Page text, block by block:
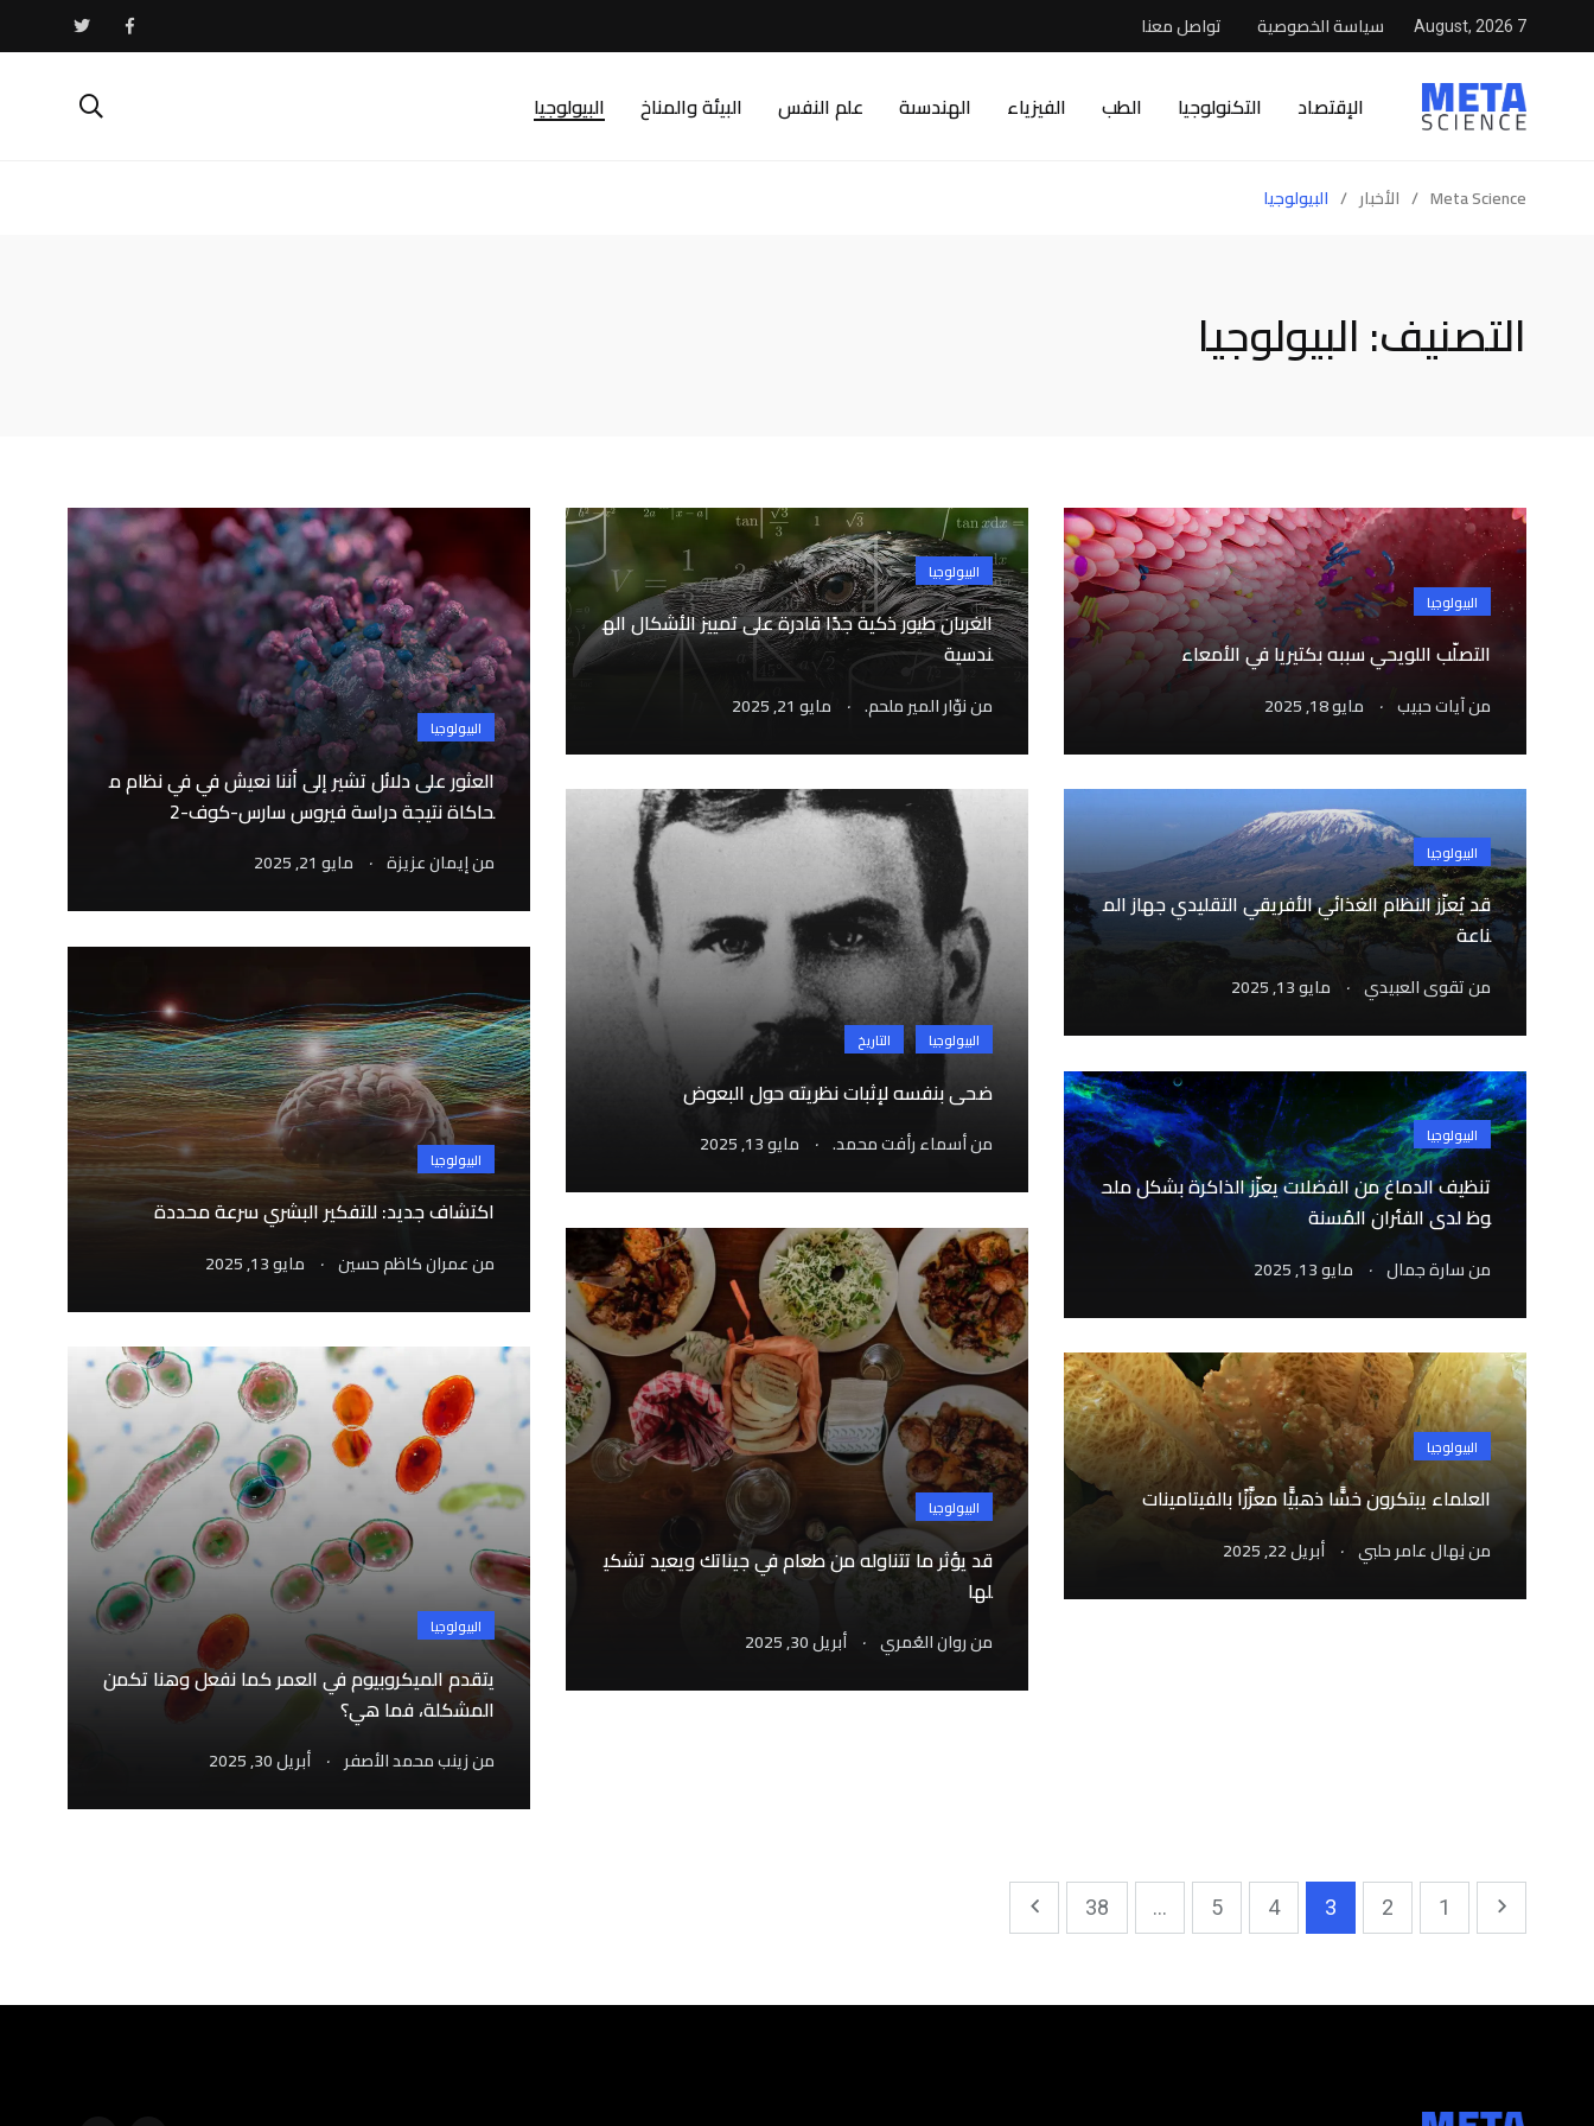
7 August, 2026 سياسة الخصوصية تواصل معنا
الإقتصاد التكنولوجيا الطب الفيزياء الهندسىة علم النفس البيئة والمناخ البيولوجيا
Meta Science
/ الأخبار / البيولوجيا
التصنيف:البيولوجيا
البيولوجيا
العثور على دلائل تشير إلى أننا نعيش في في نظام م
حاكاة نتيجة دراسة فيروس سارس-كوف-2
منإيمان عزيزة . مايو 21, 2025
البيولوجيا
الغربان طيور ذكية جدًا قادرة على تمييز الأشكال اله
ندسية
مننوّار المير ملحم. . مايو 21, 2025
البيولوجيا
التصلّب اللويحي سببه بكتيريا في الأمعاء
منآيات حبيب . مايو 18, 2025
البيولوجيا التاريخ
ضحى بنفسه لإثبات نظريته حول البعوض
منأسماء رأفت محمد. . مايو 13, 2025
البيولوجيا
قد يُعزّز النظام الغذائي الأفريقي التقليدي جهاز الم
ناعة
منتقوى العبيدي . مايو 13, 2025
البيولوجيا
اكتشاف جديد: للتفكير البشري سرعة محددة
منعمران كاظم حسين . مايو 13, 2025
البيولوجيا
تنظيف الدماغ من الفضلات يعزّز الذاكرة بشكل ملح
وظ لدى الفئران المُسنة
منسارة جمال . مايو 13, 2025
البيولوجيا
قد يؤثر ما تتناوله من طعام في جيناتك ويعيد تشكي
لها
منروان العُمري . أبريل 30, 2025 البيولوجيا
يتقدم الميكروبيوم في العمر كما نفعل وهنا تكمن
المشكلة، فما هي؟
منزينب محمد الأصفر . أبريل 30, 2025
البيولوجيا
العلماء يبتكرون خسًّا ذهبيًّا معزَّزًا بالفيتامينات
مننِهال عامر حلبي . أبريل 22, 2025
1
2
3
4
5
...
38